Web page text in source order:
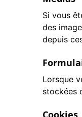
Si vous
des
depuis
Lorsque
stockées
Cookies